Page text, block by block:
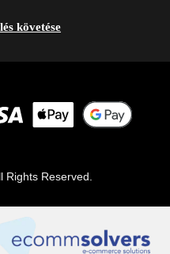
követése
Rights Reserved.